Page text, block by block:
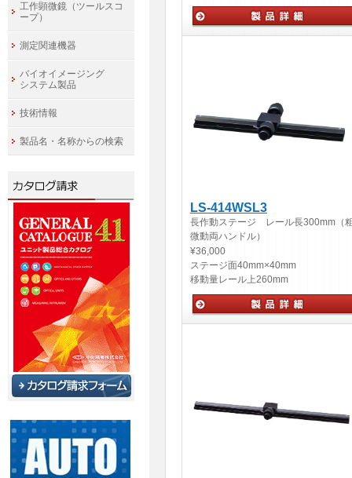
LS-414WSL3
長作動ステージ レール長300mm（
微動両ハンドル）
¥36,000
ステージ面40mm×40mm
移動量レール上260mm
工作顕微鏡（ツールスコ
ープ）
測定関連機器
バイオイメージング
システム製品
技術情報
製品名・名称からの検索